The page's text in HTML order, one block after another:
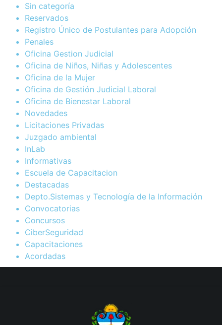
Sin categoría
Reservados
Registro Único de Postulantes para Adopción
Penales
Oficina Gestion Judicial
Oficina de Niños, Niñas y Adolescentes
Oficina de la Mujer
Oficina de Gestión Judicial Laboral
Oficina de Bienestar Laboral
Novedades
Licitaciones Privadas
Juzgado ambiental
InLab
Informativas
Escuela de Capacitacion
Destacadas
Depto.Sistemas y Tecnología de la Información
Convocatorias
Concursos
CiberSeguridad
Capacitaciones
Acordadas